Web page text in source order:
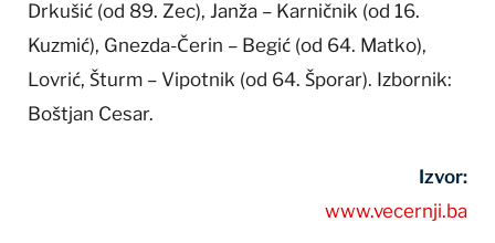
Drkušić (od 89. Zec), Janža – Karničnik (od 16.
Kuzmić), Gnezda-Čerin – Begić (od 64. Matko),
Lovrić, Šturm – Vipotnik (od 64. Šporar). Izbornik:
Boštjan Cesar.
Izvor:
www.vecernji.ba